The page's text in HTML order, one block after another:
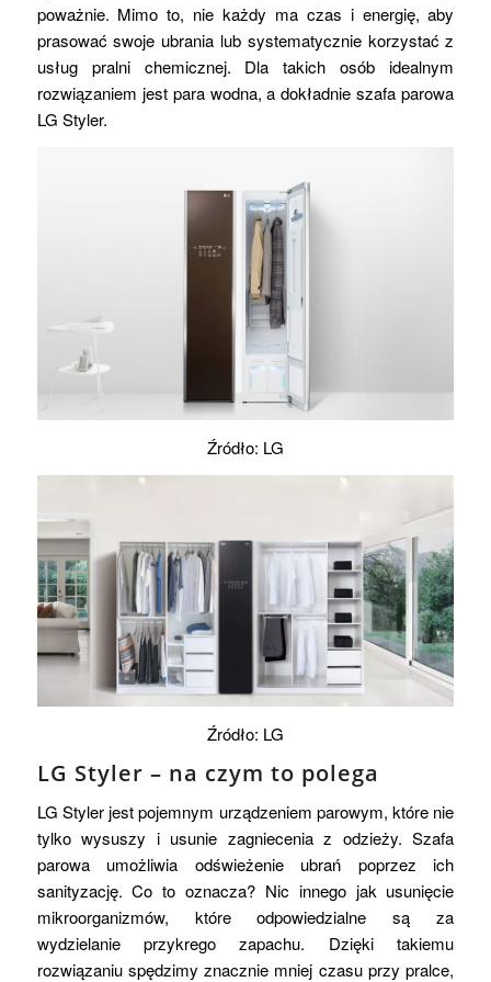
poważnie. Mimo to, nie każdy ma czas i energię, aby
prasować swoje ubrania lub systematycznie korzystać z
usług pralni chemicznej. Dla takich osób idealnym
rozwiązaniem jest para wodna, a dokładnie szafa parowa
LG Styler.
Źródło: LG
Źródło: LG
LG Styler – na czym to polega
LG Styler jest pojemnym urządzeniem parowym, które nie
tylko wysuszy i usunie zagniecenia z odzieży. Szafa
parowa umożliwia odświeżenie ubrań poprzez ich
sanityzację. Co to oznacza? Nic innego jak usunięcie
mikroorganizmów, które odpowiedzialne są za
wydzielanie przykrego zapachu. Dzięki takiemu
rozwiązaniu spędzimy znacznie mniej czasu przy pralce,